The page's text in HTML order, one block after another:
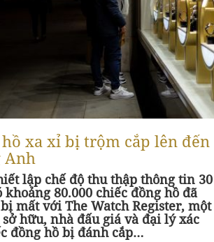
hồ xa xỉ bị trộm cắp lên đến
Anh
lập chế độ thu thập thông tin 30
80.000 chiếc đồng hồ đã
mất với The Watch Register, một
hữu, nhà đấu giá và đại lý xác
đồng hồ bị đánh cắp…